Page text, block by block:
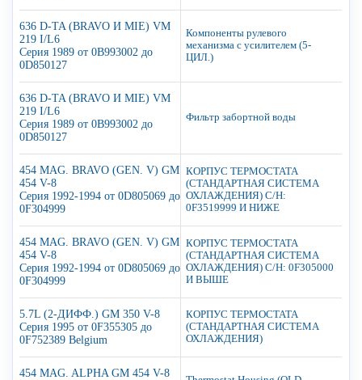
636 D-TA (BRAVO И MIE) VM
219 I/L6
Серия 1989 от 0B993002 до
0D850127
Компоненты рулевого
механизма с усилителем (5-
ЦИЛ.)
636 D-TA (BRAVO И MIE) VM
219 I/L6
Серия 1989 от 0B993002 до
0D850127
Фильтр забортной воды
454 MAG. BRAVO (GEN. V) GM
454 V-8
Серия 1992-1994 от 0D805069 до
0F304999
КОРПУС ТЕРМОСТАТА
(СТАНДАРТНАЯ СИСТЕМА
ОХЛАЖДЕНИЯ) С/Н:
0F3519999 И НИЖЕ
454 MAG. BRAVO (GEN. V) GM
454 V-8
Серия 1992-1994 от 0D805069 до
0F304999
КОРПУС ТЕРМОСТАТА
(СТАНДАРТНАЯ СИСТЕМА
ОХЛАЖДЕНИЯ) С/Н: 0F305000
И ВЫШЕ
5.7L (2-ДИФФ.) GM 350 V-8
Серия 1995 от 0F355305 до
0F752389 Belgium
КОРПУС ТЕРМОСТАТА
(СТАНДАРТНАЯ СИСТЕМА
ОХЛАЖДЕНИЯ)
454 MAG. ALPHA GM 454 V-8